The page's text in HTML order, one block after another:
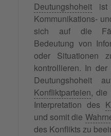
Deutungshoheit ist
Kommunikations-
sich auf die
Bedeutung von
oder Situationen
kontrollieren. In der
Deutungshoheit
Konfliktparteien, die
Interpretation des
und somit die
des Konflikts zu